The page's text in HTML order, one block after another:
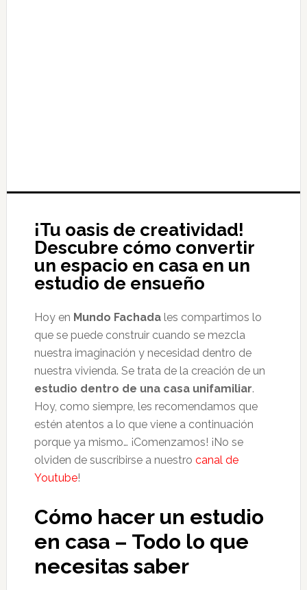
¡Tu oasis de creatividad!
Descubre cómo convertir
un espacio en casa en un
estudio de ensueño
Hoy en Mundo Fachadales compartimos lo
que se puede construir cuando se mezcla
nuestra imaginación y necesidad dentro de
nuestra vivienda. Se trata de la creación de un
estudio dentro de una casa unifamiliar.
Hoy, como siempre, les recomendamos que
estén atentos a lo que viene a continuación
porque ya mismo… ¡Comenzamos! ¡No se
olviden de suscribirse a nuestro canal de
Youtube!
Cómo hacer un estudio
en casa – Todo lo que
necesitas saber